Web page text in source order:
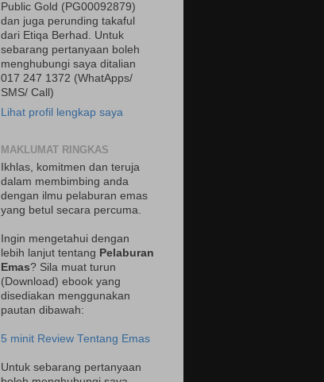
Public Gold (PG00092879)
dan juga perunding takaful
dari Etiqa Berhad. Untuk
sebarang pertanyaan boleh
menghubungi saya ditalian
017 247 1372 (WhatApps/
SMS/ Call)
Lihat profil lengkap saya
MAKLUMAT RINGKAS
Ikhlas, komitmen dan teruja
dalam membimbing anda
dengan ilmu pelaburan emas
yang betul secara percuma.
Ingin mengetahui dengan
lebih lanjut tentang Pelaburan
Emas? Sila muat turun
(Download) ebook yang
disediakan menggunakan
pautan dibawah:
5 minit Review Tentang Emas
Untuk sebarang pertanyaan